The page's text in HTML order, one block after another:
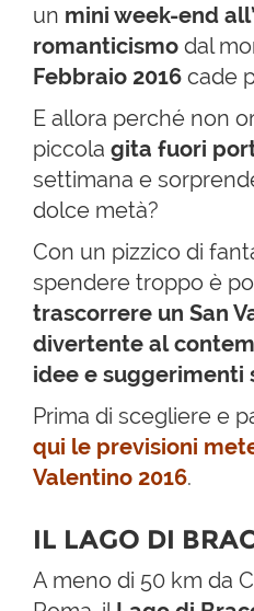
un mini week-end
romanticismo dal
Febbraio 2016 cade
E allora perché non
piccola gita fuori
settimana e
dolce metà?
Con un pizzico di
spendere troppo è
trascorrere un San
divertente al
idee e suggerimenti
Prima di scegliere e
qui le previsioni
Valentino 2016.
IL LAGO DI
A meno di 50 km da